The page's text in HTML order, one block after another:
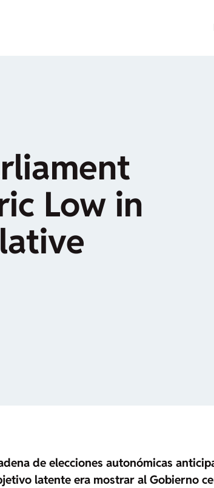
Low in
de elecciones autonómicas
latente era mostrar al Gobierno